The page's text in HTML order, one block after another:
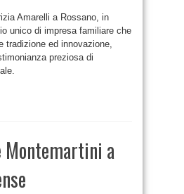
Amarelli a Rossano, in
unico di impresa familiare che
tradizione ed innovazione,
preziosa di
Montemartini a